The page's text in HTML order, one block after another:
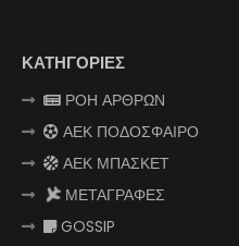
ΚΑΤΗΓΟΡΙΕΣ
ΡΟΗ ΑΡΘΡΩΝ
ΑΕΚ ΠΟΔΟΣΦΑΙΡΟ
ΑΕΚ ΜΠΑΣΚΕΤ
ΜΕΤΑΓΡΑΦΕΣ
GOSSIP